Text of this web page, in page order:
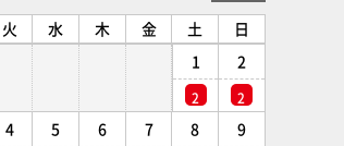
火 水 木 金 土
日
1
2
2
2
4 5 6 7 8 9